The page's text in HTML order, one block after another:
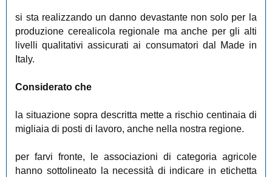
si sta realizzando un danno devastante non solo per la
produzione cerealicola regionale ma anche per gli alti
livelli qualitativi assicurati ai consumatori dal Made in
Italy.
Considerato che
la situazione sopra descritta mette a rischio centinaia di
migliaia di posti di lavoro, anche nella nostra regione.
per farvi fronte, le associazioni di categoria agricole
hanno sottolineato la necessità di indicare in etichetta